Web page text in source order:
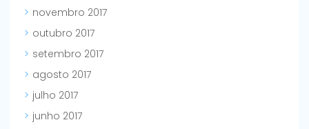
novembro 2017
outubro 2017
setembro 2017
agosto 2017
julho 2017
junho 2017